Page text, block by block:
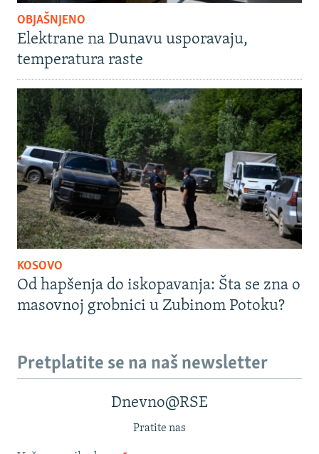
OBJAŠNJENO
Elektrane na Dunavu usporavaju,
temperatura raste
KOSOVO
Od hapšenja do iskopavanja: Šta se zna o
masovnoj grobnici u Zubinom Potoku?
Pretplatite se na naš newsletter
Dnevno@RSE
Pratite nas